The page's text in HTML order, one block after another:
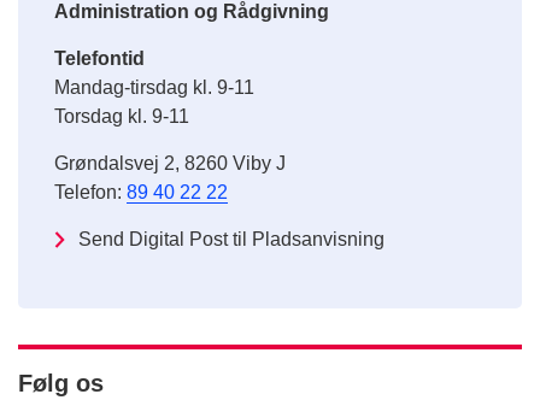
Administration og Rådgivning
Telefontid
Mandag-tirsdag kl. 9-11
Torsdag kl. 9-11
Grøndalsvej 2, 8260 Viby J
Telefon: 89 40 22 22
Send Digital Post til Pladsanvisning
Følg os